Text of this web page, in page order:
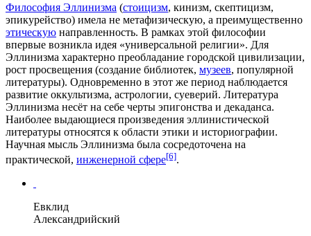
Философия Эллинизма (стоицизм, кинизм, скептицизм,
эпикурейство) имела не метафизическую, а преимущественно
этическую направленность. В рамках этой философии
впервые возникла идея «универсальной религии». Для
Эллинизма характерно преобладание городской цивилизации,
рост просвещения (создание библиотек, музеев, популярной
литературы). Одновременно в этот же период наблюдается
развитие оккультизма, астрологии, суеверий. Литература
Эллинизма несёт на себе черты эпигонства и декаданса.
Наиболее выдающиеся произведения эллинистической
литературы относятся к области этики и историографии.
Научная мысль Эллинизма была сосредоточена на
практической, инженерной сфере[6].
Евклид
Александрийский